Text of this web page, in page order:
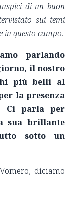
di un buon
sui temi
in questo campo.
parlando
il nostro
più belli al
la presenza
Ci parla per
sua brillante
sotto un
diciamo